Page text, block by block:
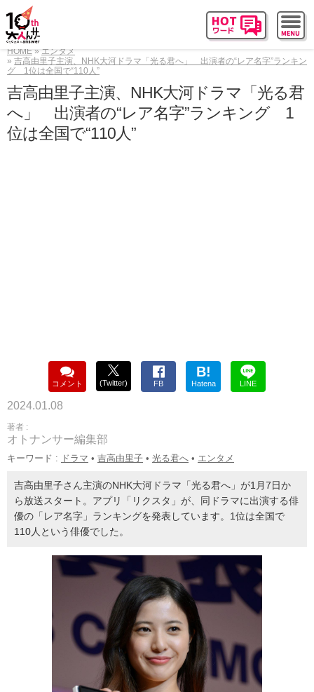
HOME
エンタメ
吉高由里子主演、NHK大河ドラマ「光る君へ」 出演者の“レア名字”ランキン
グ 1位は全国で“110人”
吉高由里子主演、NHK大河ドラマ「光る君
へ」 出演者の“レア名字”ランキング 1
位は全国で“110人”
コメント (Twitter) FB
B!
Hatena LINE
2024.01.08
著者 :
オトナンサー編集部
キーワード : ドラマ • 吉高由里子 • 光る君へ • エンタメ
吉高由里子さん主演のNHK大河ドラマ「光る君へ」が1月7日か
ら放送スタート。アプリ「リクスタ」が、同ドラマに出演する俳
優の「レア名字」ランキングを発表しています。1位は全国で
110人という俳優でした。